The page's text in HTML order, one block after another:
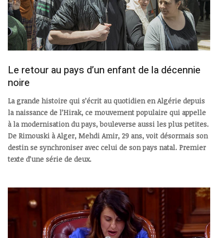
Le retour au pays d’un enfant de la décennie
noire
La grande histoire qui s’écrit au quotidien en Algérie depuis
la naissance de l’Hirak, ce mouvement populaire qui appelle
à la modernisation du pays, bouleverse aussi les plus petites.
De Rimouski à Alger, Mehdi Amir, 29 ans, voit désormais son
destin se synchroniser avec celui de son pays natal. Premier
texte d’une série de deux.